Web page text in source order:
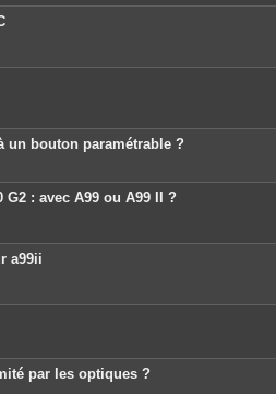
un bouton paramétrable ?
G2 : avec A99 ou A99 II ?
a99ii
par les optiques ?